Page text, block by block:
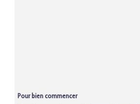
Pour bien commencer